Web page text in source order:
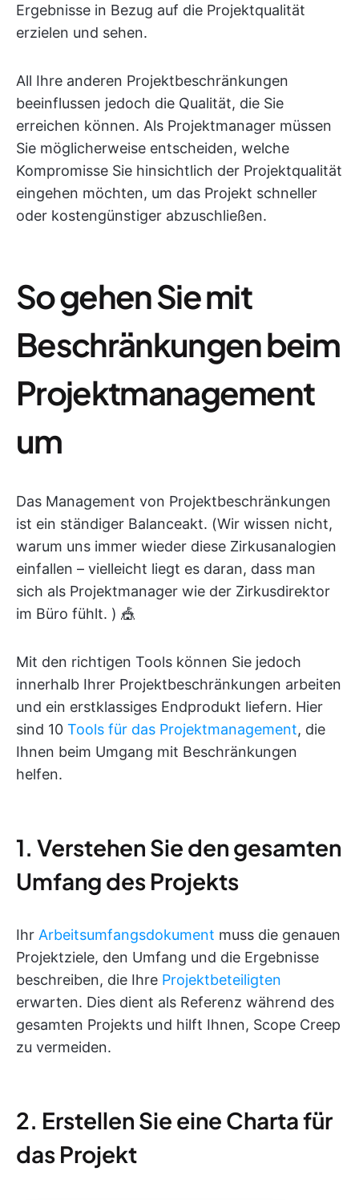
Ergebnisse in Bezug auf die Projektqualität
erzielen und sehen.
All Ihre anderen Projektbeschränkungen
beeinflussen jedoch die Qualität, die Sie
erreichen können. Als Projektmanager müssen
Sie möglicherweise entscheiden, welche
Kompromisse Sie hinsichtlich der Projektqualität
eingehen möchten, um das Projekt schneller
oder kostengünstiger abzuschließen.
So gehen Sie mit
Beschränkungen beim
Projektmanagement
um
Das Management von Projektbeschränkungen
ist ein ständiger Balanceakt. (Wir wissen nicht,
warum uns immer wieder diese Zirkusanalogien
einfallen – vielleicht liegt es daran, dass man
sich als Projektmanager wie der Zirkusdirektor
im Büro fühlt. ) 🎪
Mit den richtigen Tools können Sie jedoch
innerhalb Ihrer Projektbeschränkungen arbeiten
und ein erstklassiges Endprodukt liefern. Hier
sind 10 Tools für das Projektmanagement, die
Ihnen beim Umgang mit Beschränkungen
helfen.
1. Verstehen Sie den gesamten
Umfang des Projekts
Ihr Arbeitsumfangsdokument muss die genauen
Projektziele, den Umfang und die Ergebnisse
beschreiben, die Ihre Projektbeteiligten
erwarten. Dies dient als Referenz während des
gesamten Projekts und hilft Ihnen, Scope Creep
zu vermeiden.
2. Erstellen Sie eine Charta für
das Projekt